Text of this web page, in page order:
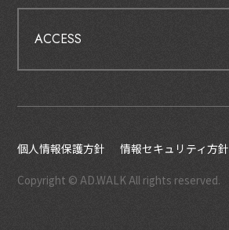
ACCESS
個人情報保護方針
情報セキュリティ方針
Copyright © AD.WALK All rights reserved.